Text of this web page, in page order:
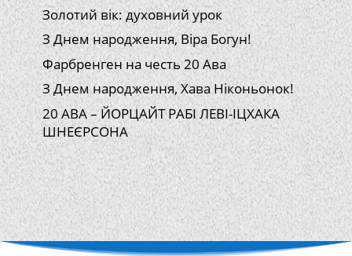
Золотий вік: духовний урок
З Днем народження, Віра Богун!
Фарбренген на честь 20 Ава
З Днем народження, Хава Ніконьонок!
20 АВА – ЙОРЦАЙТ РАБІ ЛЕВІ-ІЦХАКА
ШНЕЄРСОНА